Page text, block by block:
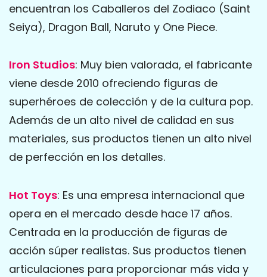
encuentran los Caballeros del Zodiaco (Saint
Seiya), Dragon Ball, Naruto y One Piece.
Iron Studios: Muy bien valorada, el fabricante
viene desde 2010 ofreciendo figuras de
superhéroes de colección y de la cultura pop.
Además de un alto nivel de calidad en sus
materiales, sus productos tienen un alto nivel
de perfección en los detalles.
Hot Toys: Es una empresa internacional que
opera en el mercado desde hace 17 años.
Centrada en la producción de figuras de
acción súper realistas. Sus productos tienen
articulaciones para proporcionar más vida y